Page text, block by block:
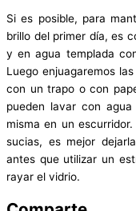
Si es posible, para
brillo del primer día, es
y en agua templada
Luego enjuagaremos
con un trapo o con
pueden lavar con
misma en un
sucias, es mejor
antes que utilizar un
rayar el vidrio.